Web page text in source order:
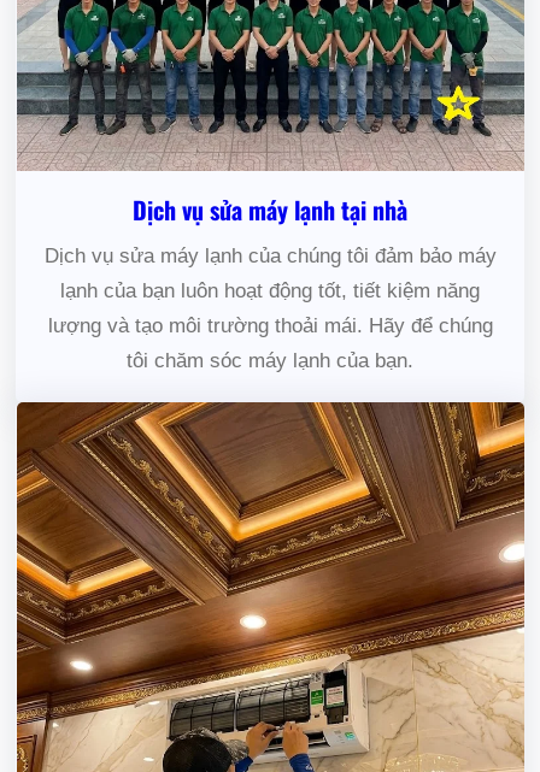
Dịch vụ sửa máy lạnh tại nhà
Dịch vụ sửa máy lạnh của chúng tôi đảm bảo máy
lạnh của bạn luôn hoạt động tốt, tiết kiệm năng
lượng và tạo môi trường thoải mái. Hãy để chúng
tôi chăm sóc máy lạnh của bạn.